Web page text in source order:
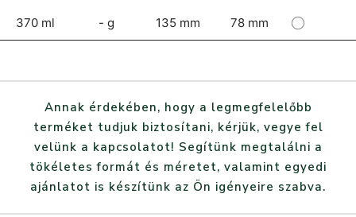
370 ml - g 135 mm 78 mm
Annak érdekében, hogy a legmegfelelőbb
terméket tudjuk biztosítani, kérjük, vegye fel
velünk a kapcsolatot! Segítünk megtalálni a
tökéletes formát és méretet, valamint egyedi
ajánlatot is készítünk az Ön igényeire szabva.